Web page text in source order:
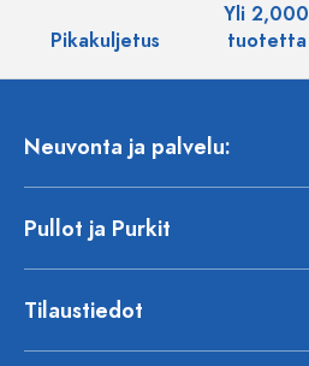
Pikakuljetus
Yli 2,000
tuotetta
Neuvonta ja palvelu:
Pullot ja Purkit
Tilaustiedot